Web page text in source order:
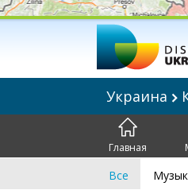
Украина
Главная
Все